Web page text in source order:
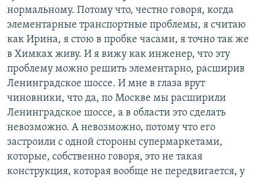
нормальному. Потому что, честно говоря, когда
элементарные транспортные проблемы, я считаю
как Ирина, я стою в пробке часами, я точно так же
в Химках живу. И я вижу как инженер, что эту
проблему можно решить элементарно, расширив
Ленинградское шоссе. И мне в глаза врут
чиновники, что да, по Москве мы расширили
Ленинградское шоссе, а в области это сделать
невозможно. А невозможно, потому что его
застроили с одной стороны супермаркетами,
которые, собственно говоря, это не такая
конструкция, которая вообще не передвигается, у